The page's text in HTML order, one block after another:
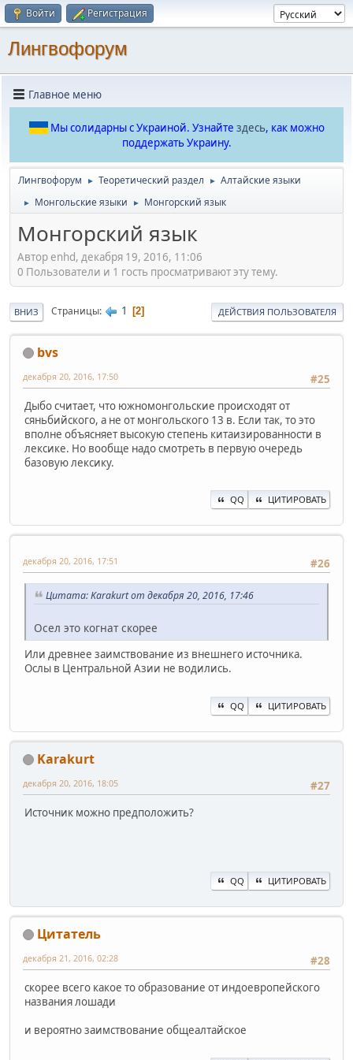
Войти Регистрация
Лингвофорум
Главное меню
Мы солидарны с Украиной. Узнайте здесь, как можно
поддержать Украину.
Лингвофорум ► Теоретический раздел ► Алтайские языки
► Монгольские языки ► Монгорский язык
Монгорский язык
Автор enhd, декабря 19, 2016, 11:06
0 Пользователи и 1 гость просматривают эту тему.
ВНИЗ Страницы 1 2 ДЕЙСТВИЯ ПОЛЬЗОВАТЕЛЯ
bvs
#25
декабря 20, 2016, 17:50
Дыбо считает, что южномонгольские происходят от
сяньбийского, а не от монгольского 13 в. Если так, то это
вполне объясняет высокую степень китаизированности в
лексике. Но вообще надо смотреть в первую очередь
базовую лексику.
QQ ЦИТИРОВАТЬ
#26
декабря 20, 2016, 17:51
Цитата: Karakurt от декабря 20, 2016, 17:46
Осел это когнат скорее
Или древнее заимствование из внешнего источника.
Ослы в Центральной Азии не водились.
QQ ЦИТИРОВАТЬ
Karakurt
#27
декабря 20, 2016, 18:05
Источник можно предположить?
QQ ЦИТИРОВАТЬ
Цитатель
#28
декабря 21, 2016, 02:28
скорее всего какое то образование от индоевропейского
названия лошади
и вероятно заимствование общеалтайское